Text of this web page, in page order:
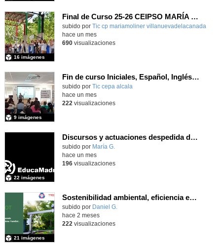
Final de Curso 25-26 CEIPSO MARÍA MOLINER
subido por Tic cp mariamoliner villanuevadelacanada
16 imágenes
hace un mes
690visualizaciones
Fin de curso Iniciales, Español, Inglés, Informática y Patrimonio
subido por Tic cepa alcala
9 imágenes
hace un mes
222 visualizaciones
Discursos y actuaciones despedida de 4º
Contenido educativo.
subido por María G.
22 imágenes
hace un mes
196visualizaciones
Sostenibilidad ambiental, eficiencia energética y sistemas de producción inteligente para la industria 4.0
subido por Daniel G.
21 imágenes
hace 2 meses
222 visualizaciones